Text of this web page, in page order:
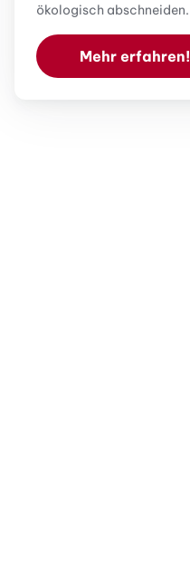
ökologisch abschneiden.
Mehr erfahren!